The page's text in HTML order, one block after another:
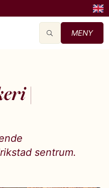
MENY
|
sentrum.